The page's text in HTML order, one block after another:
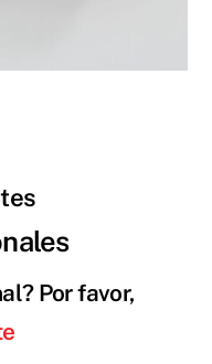
Por favor,